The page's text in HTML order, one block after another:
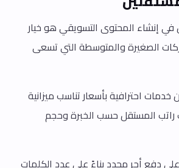
في إنشاء المحتوى التسويقي هو خيار
الصغيرة والمتوسطة التي تسعى
احترافية بأسعار تناسب ميزانية
راتب المستقل حسب الخبرة وحجم
دفع أجر محدد بناءً على عدد الكلمات